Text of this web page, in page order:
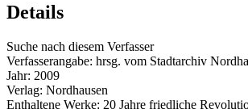
Details
Suche nach diesem Verfasser
Verfasserangabe: hrsg. vom Stadtarchiv
Jahr: 2009
Verlag: Nordhausen
Enthaltene Werke: 20 Jahre friedliche